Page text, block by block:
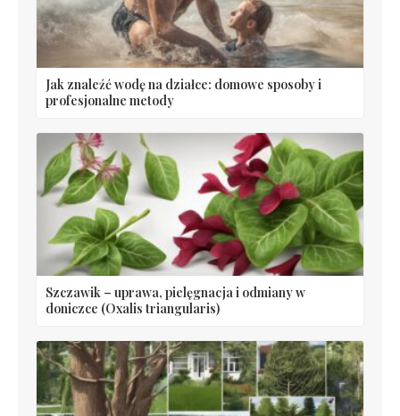
Jak znaleźć wodę na działce: domowe sposoby i
profesjonalne metody
Szczawik – uprawa, pielęgnacja i odmiany w
doniczce (Oxalis triangularis)